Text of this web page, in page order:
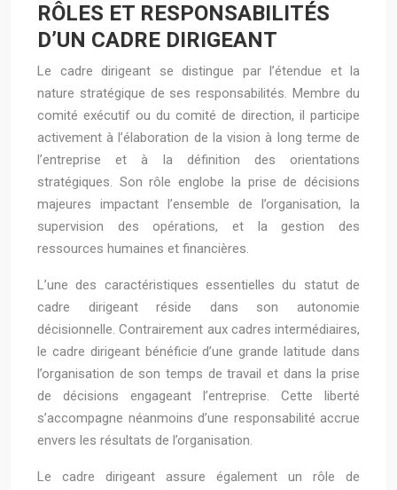
RÔLES ET RESPONSABILITÉS
D’UN CADRE DIRIGEANT
Le cadre dirigeant se distingue par l’étendue et la
nature stratégique de ses responsabilités. Membre du
comité exécutif ou du comité de direction, il participe
activement à l’élaboration de la vision à long terme de
l’entreprise et à la définition des orientations
stratégiques. Son rôle englobe la prise de décisions
majeures impactant l’ensemble de l’organisation, la
supervision des opérations, et la gestion des
ressources humaines et financières.
L’une des caractéristiques essentielles du statut de
cadre dirigeant réside dans son autonomie
décisionnelle. Contrairement aux cadres intermédiaires,
le cadre dirigeant bénéficie d’une grande latitude dans
l’organisation de son temps de travail et dans la prise
de décisions engageant l’entreprise. Cette liberté
s’accompagne néanmoins d’une responsabilité accrue
envers les résultats de l’organisation.
Le cadre dirigeant assure également un rôle de